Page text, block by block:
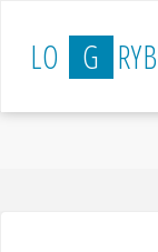
LO G RYB